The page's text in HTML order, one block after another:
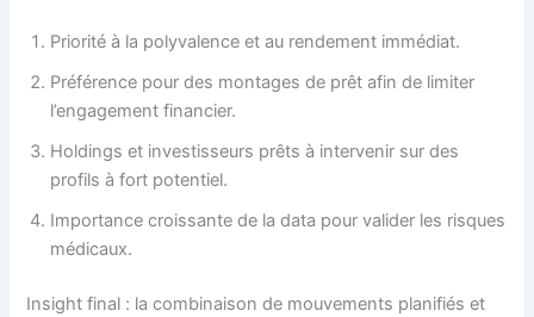
Priorité à la polyvalence et au rendement immédiat.
Préférence pour des montages de prêt afin de limiter
l’engagement financier.
Holdings et investisseurs prêts à intervenir sur des
profils à fort potentiel.
Importance croissante de la data pour valider les risques
médicaux.
Insight final : la combinaison de mouvements planifiés et